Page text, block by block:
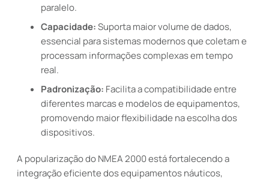
paralelo.
Capacidade:Suporta maior volume de dados,
essencial para sistemas modernos que coletam e
processam informações complexas em tempo
real.
Padronização: Facilita a compatibilidade entre
diferentes marcas e modelos de equipamentos,
promovendo maior flexibilidade na escolha dos
dispositivos.
A popularização do NMEA 2000 está fortalecendo a
integração eficiente dos equipamentos náuticos,